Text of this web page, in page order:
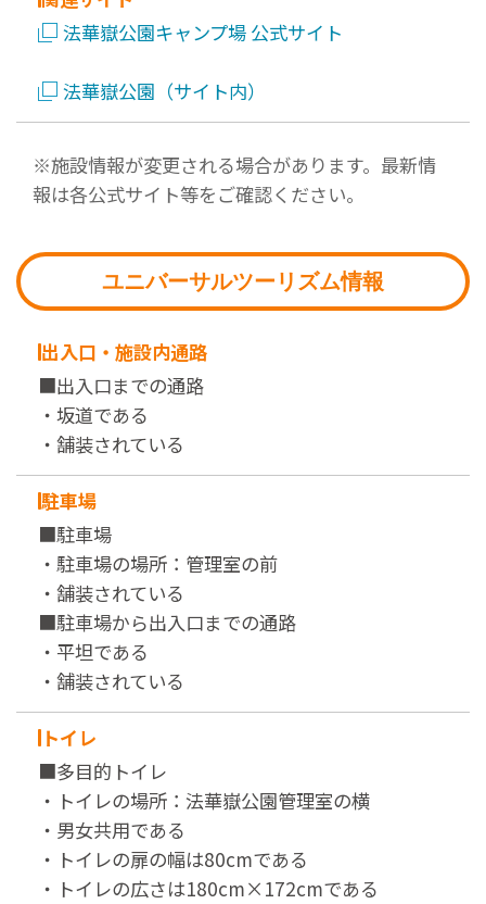
法華嶽公園キャンプ場 公式サイト
法華嶽公園（サイト内）
※施設情報が変更される場合があります。最新情
報は各公式サイト等をご確認ください。
ユニバーサルツーリズム情報
出入口・施設内通路
■出入口までの通路
・坂道である
・舗装されている
駐車場
■駐車場
・駐車場の場所：管理室の前
・舗装されている
■駐車場から出入口までの通路
・平坦である
・舗装されている
トイレ
■多目的トイレ
・トイレの場所：法華嶽公園管理室の横
・男女共用である
・トイレの扉の幅は80cmである
・トイレの広さは180cm×172cmである